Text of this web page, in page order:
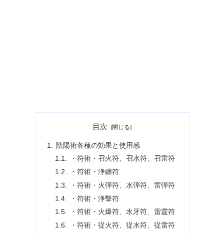
目次
陰陽術各種の効果と使用感
・符術・召火符、召水符、召雷符
・符術・浄纏符
・符術・火弾符、水弾符、雷弾符
・符術・浄撃符
・符術・火爆符、水牙符、雷霆符
・符術・従火符、従水符、従雷符